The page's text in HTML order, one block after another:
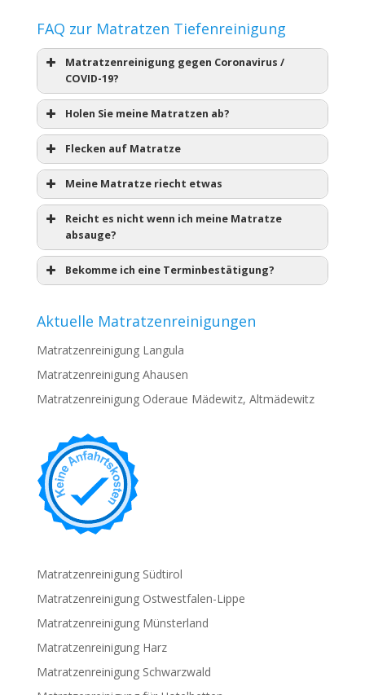
FAQ zur Matratzen Tiefenreinigung
Matratzenreinigung gegen Coronavirus /
COVID-19?
Holen Sie meine Matratzen ab?
Flecken auf Matratze
Meine Matratze riecht etwas
Reicht es nicht wenn ich meine Matratze
absauge?
Bekomme ich eine Terminbestätigung?
Aktuelle Matratzenreinigungen
Matratzenreinigung Langula
Matratzenreinigung Ahausen
Matratzenreinigung Oderaue Mädewitz, Altmädewitz
Matratzenreinigung Südtirol
Matratzenreinigung Ostwestfalen-Lippe
Matratzenreinigung Münsterland
Matratzenreinigung Harz
Matratzenreinigung Schwarzwald